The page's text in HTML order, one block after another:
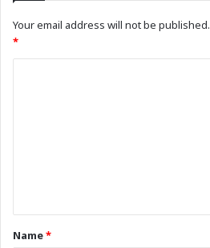
Your email address will not be published.
*
Name*